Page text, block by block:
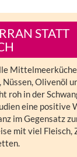
STATT
Nüssen, Olivenöl
roh in der
eine positive
im Gegensatz
mit viel Fleisch,